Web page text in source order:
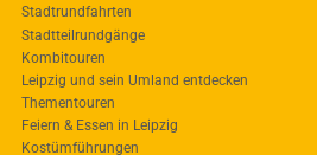
Stadtrundfahrten
Stadtteilrundgänge
Kombitouren
Leipzig und sein Umland entdecken
Thementouren
Feiern & Essen in Leipzig
Kostümführungen